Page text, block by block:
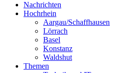
Nachrichten
Hochrhein
Aargau/Schaffhausen
Lörrach
Basel
Konstanz
Waldshut
Themen